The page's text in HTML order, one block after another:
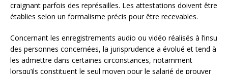
craignant parfois des représailles. Les attestations doivent être
établies selon un formalisme précis pour être recevables.
Concernant les enregistrements audio ou vidéo réalisés à l’insu
des personnes concernées, la jurisprudence a évolué et tend à
les admettre dans certaines circonstances, notamment
lorsqu’ils constituent le seul moyen pour le salarié de prouver